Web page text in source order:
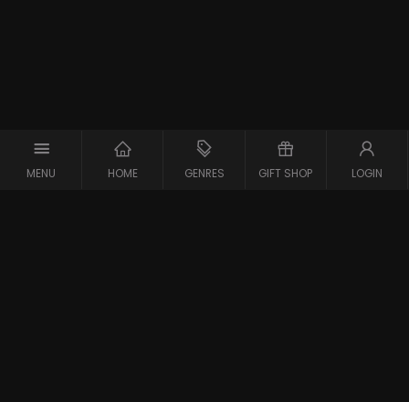
MENU HOME GENRES GIFT SHOP LOGIN